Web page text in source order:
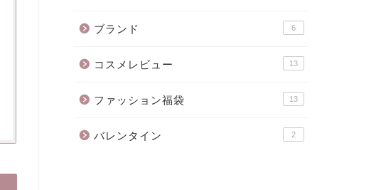
ブランド 6
コスメレビュー 13
ファッション福袋 13
バレンタイン 2